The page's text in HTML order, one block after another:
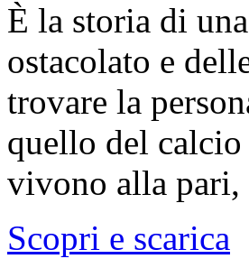
È la storia di
ostacolato e
trovare la
quello del
vivono alla pari,
Scopri e scarica